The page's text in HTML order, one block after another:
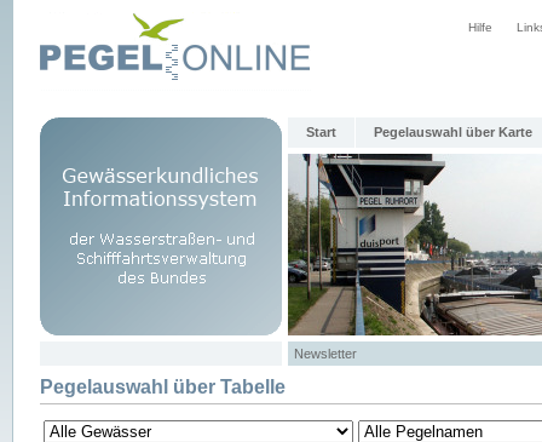
Hilfe
Start Pegelauswahl über Karte
Newsletter
Pegelauswahl über Tabelle